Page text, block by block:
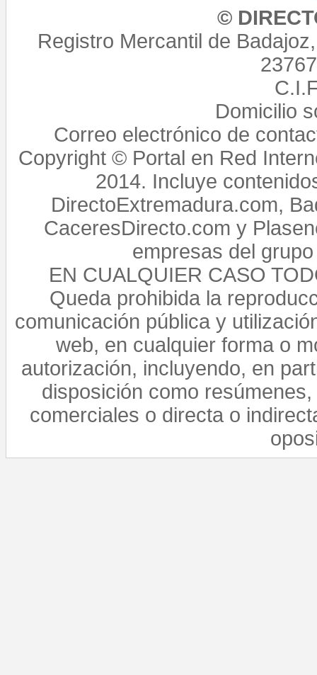
©
Registro Mercantil de
Domicilio
Correo electrónico de
Copyright © Portal en Red
2014. Incluye
DirectoExtremadura.com,
CaceresDirecto.com y
empresas del
EN CUALQUIER CASO
Queda prohibida la
comunicación pública y
web, en cualquier forma o
autorización, incluyendo, en
disposición como
comerciales o directa o